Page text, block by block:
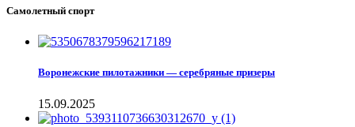
Самолетный спорт
Воронежские пилотажники — серебряные призеры
15.09.2025